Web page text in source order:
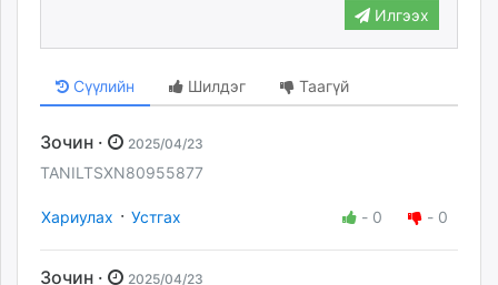
Илгээх
Сүүлийн Шилдэг Таагүй
Зочин · 2025/04/23
TANILTSXN80955877
Хариулах · Устгах - 0 - 0
Зочин · 2025/04/23